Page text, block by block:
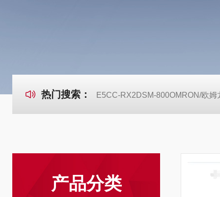
热门搜索： E5CC-RX2DSM-800OMRON/欧
产品分类